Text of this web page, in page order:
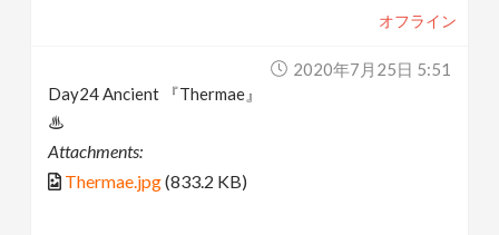
オフライン
2020年7月25日 5:51
Day24 Ancient 『Thermae』
♨
Attachments:
Thermae.jpg(833.2 KB)